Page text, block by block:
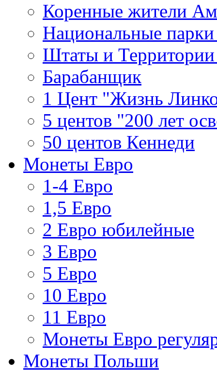
Коренные жители
Национальные
Штаты и
Барабанщик
1 Цент "Жизнь
5 центов "200 лет
50 центов Кеннеди
Монеты Евро
1-4 Евро
1,5 Евро
2 Евро юбилейные
3 Евро
5 Евро
10 Евро
11 Евро
Монеты Евро
Монеты Польши